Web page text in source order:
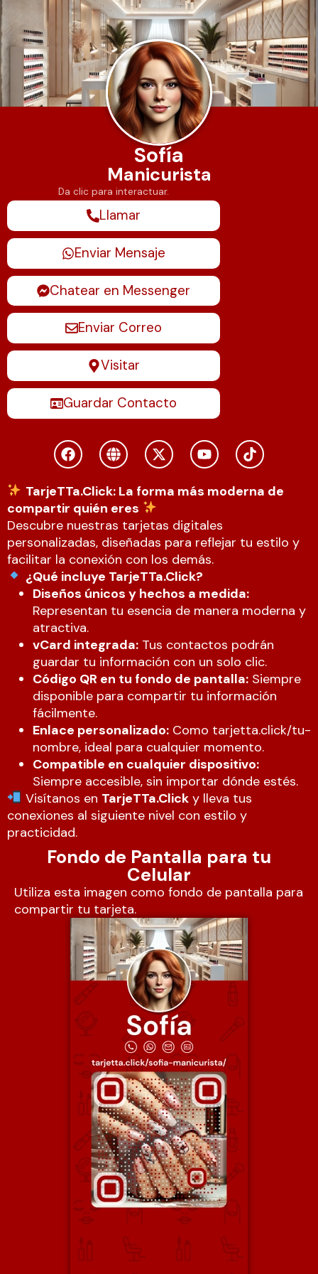
Saltar
contenido
Sofía
Manicurista
Da clic para interactuar.
Llamar
Enviar Mensaje
Chatear en Messenger
Enviar Correo
Visitar
Guardar Contacto
TarjeTTa.Click: La forma más moderna de
compartir quién eres
Descubre nuestras tarjetas digitales
personalizadas, diseñadas para reflejar tu estilo y
facilitar la conexión con los demás.
¿Qué incluye TarjeTTa.Click?
Diseños únicos y hechos a medida:
Representan tu esencia de manera moderna y
atractiva.
vCard integrada: Tus contactos podrán
guardar tu información con un solo clic.
Código QR en tu fondo de pantalla: Siempre
disponible para compartir tu información
fácilmente.
Enlace personalizado: Como tarjetta.click/tu-
nombre, ideal para cualquier momento.
Compatible en cualquier dispositivo:
Siempre accesible, sin importar dónde estés.
Visítanos en TarjeTTa.Clicky lleva tus
conexiones al siguiente nivel con estilo y
practicidad.
Fondo de Pantalla para tu
Celular
Utiliza esta imagen como fondo de pantalla para
compartir tu tarjeta.